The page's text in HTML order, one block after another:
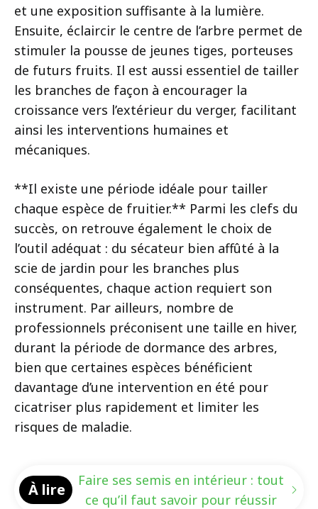
et une exposition suffisante à la lumière.
Ensuite, éclaircir le centre de l’arbre permet de
stimuler la pousse de jeunes tiges, porteuses
de futurs fruits. Il est aussi essentiel de tailler
les branches de façon à encourager la
croissance vers l’extérieur du verger, facilitant
ainsi les interventions humaines et
mécaniques.
**Il existe une période idéale pour tailler
chaque espèce de fruitier.** Parmi les clefs du
succès, on retrouve également le choix de
l’outil adéquat : du sécateur bien affûté à la
scie de jardin pour les branches plus
conséquentes, chaque action requiert son
instrument. Par ailleurs, nombre de
professionnels préconisent une taille en hiver,
durant la période de dormance des arbres,
bien que certaines espèces bénéficient
davantage d’une intervention en été pour
cicatriser plus rapidement et limiter les
risques de maladie.
À lire
Faire ses semis en intérieur : tout
ce qu’il faut savoir pour réussir